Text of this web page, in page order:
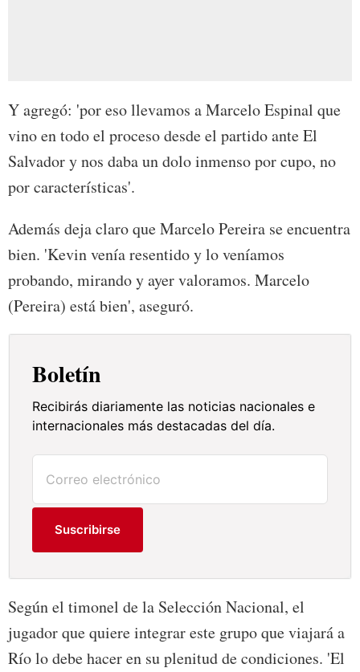
Y agregó: 'por eso llevamos a Marcelo Espinal que
vino en todo el proceso desde el partido ante El
Salvador y nos daba un dolo inmenso por cupo, no
por características'.
Además deja claro que Marcelo Pereira se encuentra
bien. 'Kevin venía resentido y lo veníamos
probando, mirando y ayer valoramos. Marcelo
(Pereira) está bien', aseguró.
Boletín
Recibirás diariamente las noticias nacionales e
internacionales más destacadas del día.
Suscribirse
Según el timonel de la Selección Nacional, el
jugador que quiere integrar este grupo que viajará a
Río lo debe hacer en su plenitud de condiciones. 'El